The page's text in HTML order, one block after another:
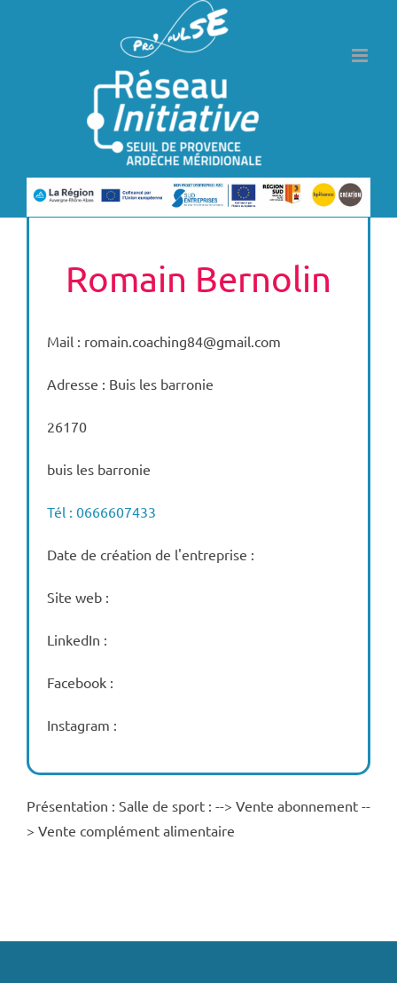
Romain Bernolin
Mail : romain.coaching84@gmail.com
Adresse : Buis les barronie
26170
buis les barronie
Tél : 0666607433
Date de création de l'entreprise :
Site web :
LinkedIn :
Facebook :
Instagram :
Présentation : Salle de sport : --> Vente abonnement --
> Vente complément alimentaire